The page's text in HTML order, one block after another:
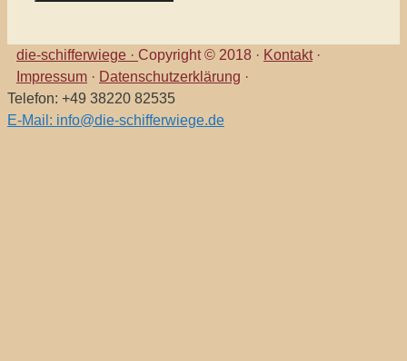
die-schifferwiege · Copyright © 2018 · Kontakt·
Impressum · Datenschutzerklärung ·
Telefon: +49 38220 82535
E-Mail: info@die-schifferwiege.de